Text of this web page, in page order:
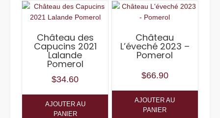
Château des
Capucins 2021
Lalande
Pomerol
$34.60
AJOUTER AU
PANIER
Château
L’éveché 2023 –
Pomerol
$66.90
AJOUTER AU
PANIER